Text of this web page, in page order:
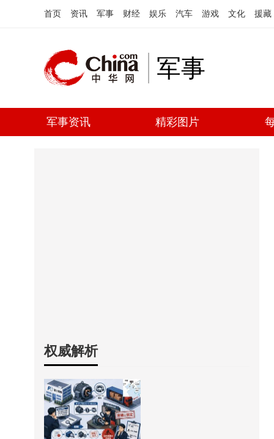
首页 资讯 军事 财经 娱乐 汽车 游戏 文化 援藏
军事
军事资讯 精彩图片
权威解析